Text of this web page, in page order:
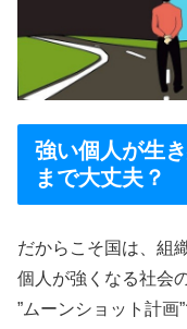
強い個人が生
まで大丈夫？
だからこそ国は、組
個人が強くなる社会
”ムーンショット計画